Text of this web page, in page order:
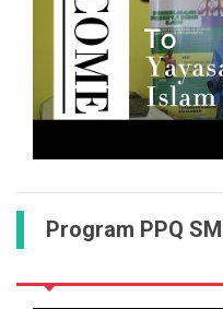
Program PPQ